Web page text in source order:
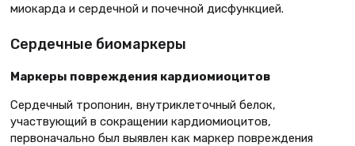
миокарда и сердечной и почечной дисфункцией.
Сердечные биомаркеры
Маркеры повреждения кардиомиоцитов
Сердечный тропонин, внутриклеточный белок,
участвующий в сокращении кардиомиоцитов,
первоначально был выявлен как маркер повреждения